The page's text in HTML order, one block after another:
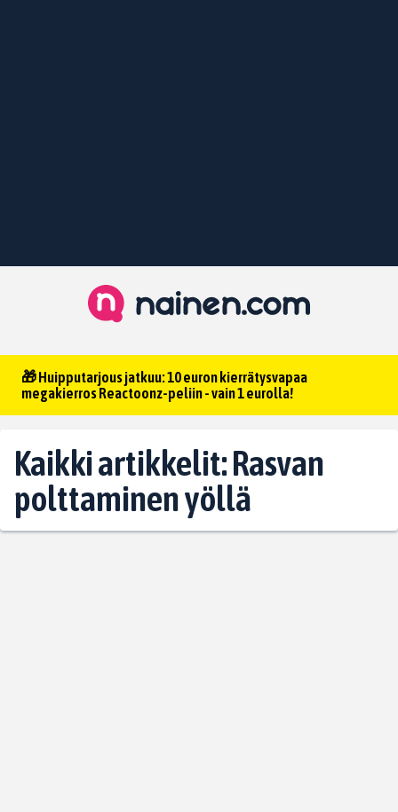
🎁 Huipputarjous jatkuu: 10 euron kierrätysvapaa
megakierros Reactoonz-peliin - vain 1 eurolla!
Kaikki artikkelit: Rasvan
polttaminen yöllä